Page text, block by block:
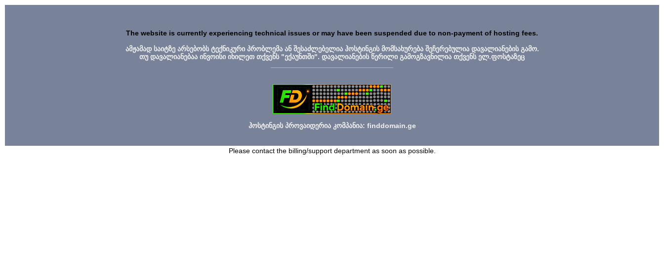
The website is currently experiencing technical issues or may have been suspended due to non-payment of hosting fees.
ამჟამად საიტზე არსებობს ტექნიკური პრობლემა ან შესაძლებელია ჰოსტინგის მომსახურება შეჩერებულია დავალიანების გამო.
თუ დავალიანებაა ინვოისი იხილეთ თქვენს "ექაუნთში". დავალიანების წერილი გამოგზავნილია თქვენს ელ.ფოსტაზეც
ჰოსტინგის პროვაიდერია კომპანია: finddomain.ge
Please contact the billing/support department as soon as possible.